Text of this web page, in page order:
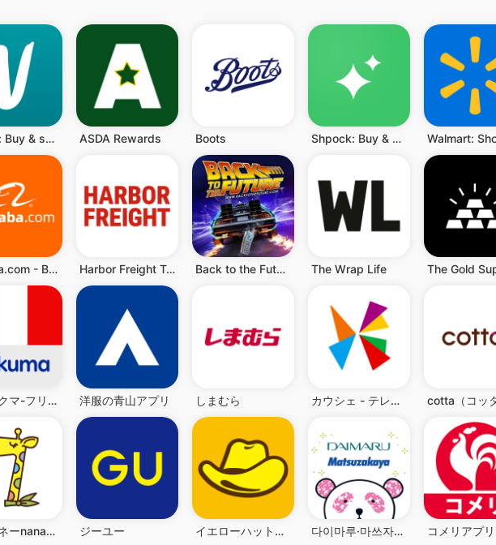
Vinted: Buy & sell second hand ASDA Rewards Boots Shpock: Buy & Sell Marketplace
Alibaba.com - B2B 시장 Harbor Freight Tools Back to the Future™ The Wrap Life The Gold
楽天ラクマ-フリマアプリ 洋服の青山アプリ しまむら カウシェ - テレビ等で紹介多数！ショッピングアプリ
電子マネーnanaco アプリでチャージ・ポイントも貯まる ジーユー イエローハット公式アプリ 다이마루·마쓰자카야 앱 コメリアプリ